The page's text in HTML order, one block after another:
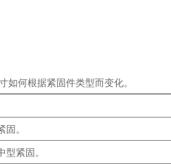
何根据紧固件类型而变化。
。
紧固。